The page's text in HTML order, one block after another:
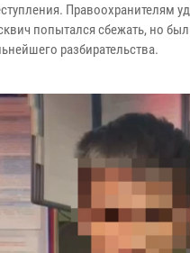
Правоохранителям
попытался сбежать, но
разбирательства.